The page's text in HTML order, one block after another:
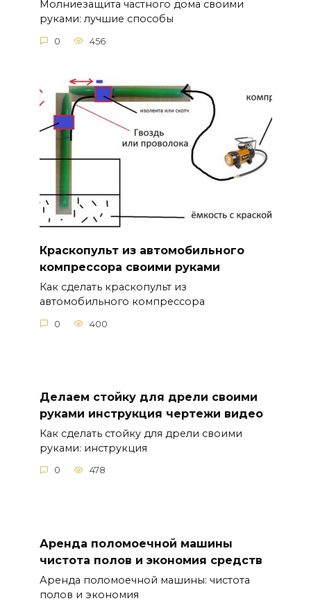
Молниезащита частного дома своими
руками: лучшие способы
0 456
Краскопульт из автомобильного
компрессора своими руками
Как сделать краскопульт из
автомобильного компрессора
0 400
Делаем стойку для дрели своими
руками инструкция чертежи видео
Как сделать стойку для дрели своими
руками: инструкция
0 478
Аренда поломоечной машины
чистота полов и экономия средств
Аренда поломоечной машины: чистота
полов и экономия